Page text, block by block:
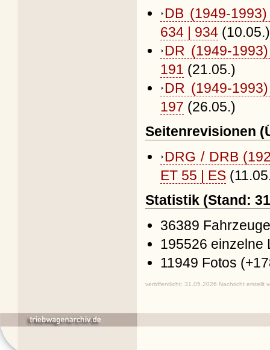
DB (1949-
634 | 934 (10.05.)
DR (1949-
191 (21.05.)
DR (1949-
197 (26.05.)
Seitenrevisionen
DRG / DRB
ET 55 | ES
Statistik (Stand:
36389
195526 einzelne
11949 Fotos
veröffentlicht: 31.05.2026 Nachricht erstellt